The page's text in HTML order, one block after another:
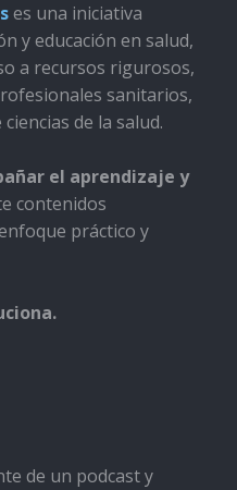
es una iniciativa
y educación en salud,
a recursos rigurosos,
sanitarios,
de la salud.
el aprendizaje y
contenidos
práctico y
de un podcast y